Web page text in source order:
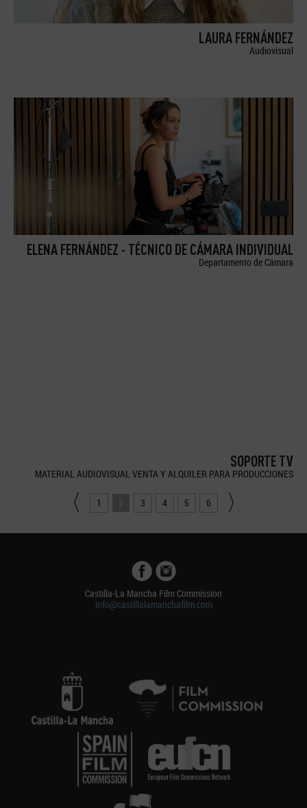
LAURA FERNÁNDEZ
Audiovisual
ELENA FERNÁNDEZ - TÉCNICO DE CÁMARA INDIVIDUAL
Departamento de Cámara
SOPORTE TV
MATERIAL AUDIOVISUAL VENTA Y ALQUILER PARA PRODUCCIONES
1 2 3 4 5 6
Castilla-La Mancha Film Commission
info@castillalamanchafilm.com